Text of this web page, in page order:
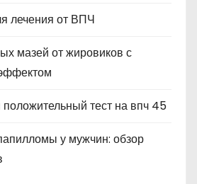
лечения от ВПЧ
мазей от жировиков с
положительный тест на впч 45
у мужчин: обзор